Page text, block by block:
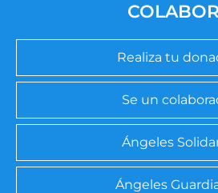
Realiza tu
Se un
Ángeles
Ángeles